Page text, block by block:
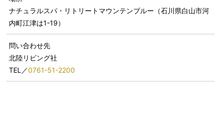
ナチュラルスパ・リトリートマウンテンブルー（石川県白山市河
内町江津は1-19）
問い合わせ先
北陸リビング社
TEL／0761-51-2200